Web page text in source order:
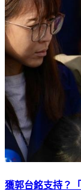
獲郭台銘支持？